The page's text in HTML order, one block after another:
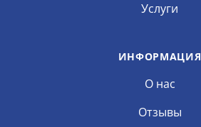
Услуги
ИНФОРМАЦИЯ
О нас
Отзывы